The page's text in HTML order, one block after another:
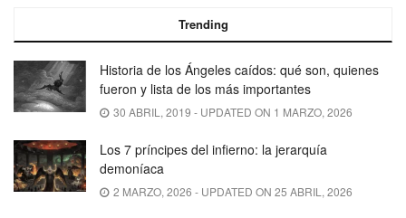
Trending
Historia de los Ángeles caídos: qué son, quienes
fueron y lista de los más importantes
30 ABRIL, 2019 - UPDATED ON 1 MARZO, 2026
Los 7 príncipes del infierno: la jerarquía
demoníaca
2 MARZO, 2026 - UPDATED ON 25 ABRIL, 2026